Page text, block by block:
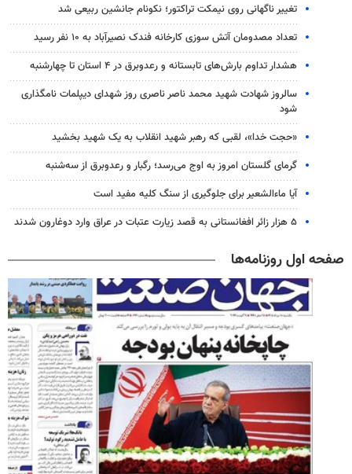
تغییر ناگهانی روی نیمکت تراکتور؛ نکونام جانشین ربیعی شد
تعداد مصدومان آتش سوزی کارخانه فندک نصیرآباد به ۱۰ نفر رسید
هشدار تداوم بارش‌های تابستانه و رعدوبرق در ۴ استان تا چهارشنبه
سالروز شهادت شهید محمد ناصر ناصری روز شهدای دیپلمات نامگذاری
شود
«حجت خدا»، لقبی که رهبر شهید انقلاب به یک شهید بخشید
گرمای گلستان امروز به اوج می‌رسد؛ رگبار و رعدوبرق از سه‌شنبه
آیا ماءالشعیر برای جلوگیری از سنگ کلیه مفید است
۵ هزار زائر افغانستانی به قصد زیارت عتبات در عراق وارد دوغارون شدند
صفحه اول روزنامه‌ها